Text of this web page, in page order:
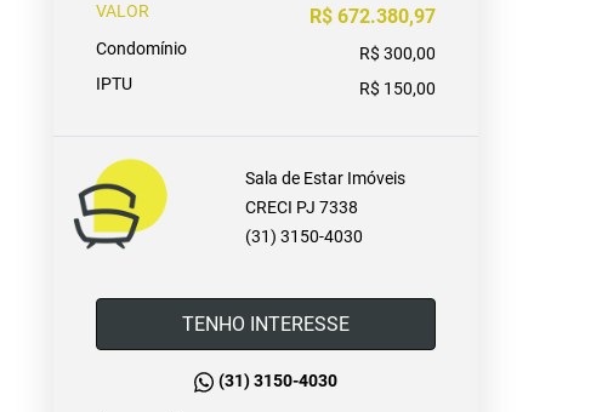
VALOR R$ 672.380,97
Condomínio
R$ 300,00
IPTU
R$ 150,00
Sala de Estar Imóveis
CRECI PJ 7338
(31) 3150-4030
TENHO INTERESSE
(31) 3150-4030